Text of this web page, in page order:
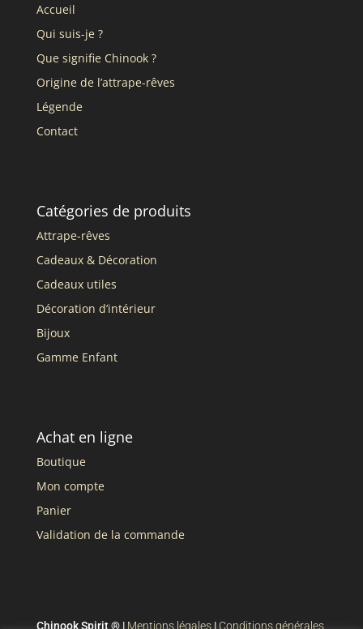
Accueil
Qui suis-je ?
Que signifie Chinook ?
Origine de l’attrape-rêves
Légende
Contact
Catégories de produits
Attrape-rêves
Cadeaux & Décoration
Cadeaux utiles
Décoration d’intérieur
Bijoux
Gamme Enfant
Achat en ligne
Boutique
Mon compte
Panier
Validation de la commande
Chinook Spirit ® | Mentions légales| Conditions générales